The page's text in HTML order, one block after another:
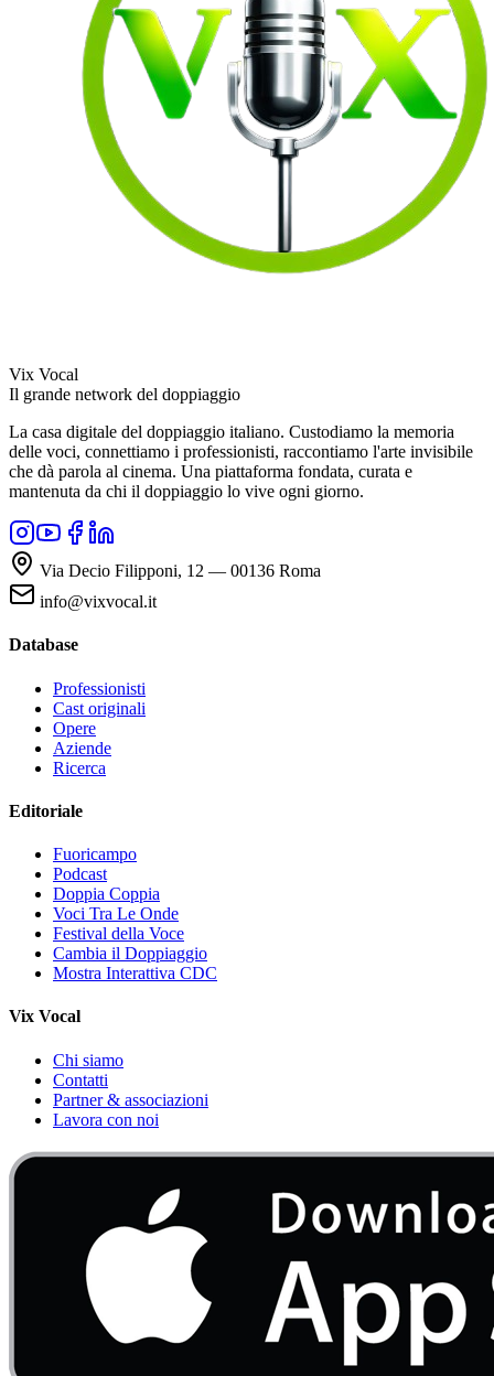
Vix Vocal
Il grande network del doppiaggio
La casa digitale del doppiaggio italiano. Custodiamo la memoria
delle voci, connettiamo i professionisti, raccontiamo l'arte invisibile
che dà parola al cinema. Una piattaforma fondata, curata e
mantenuta da chi il doppiaggio lo vive ogni giorno.
Via Decio Filipponi, 12 — 00136 Roma
info@vixvocal.it
Database
Professionisti
Cast originali
Opere
Aziende
Ricerca
Editoriale
Fuoricampo
Podcast
Doppia Coppia
Voci Tra Le Onde
Festival della Voce
Cambia il Doppiaggio
Mostra Interattiva CDC
Vix Vocal
Chi siamo
Contatti
Partner & associazioni
Lavora con noi